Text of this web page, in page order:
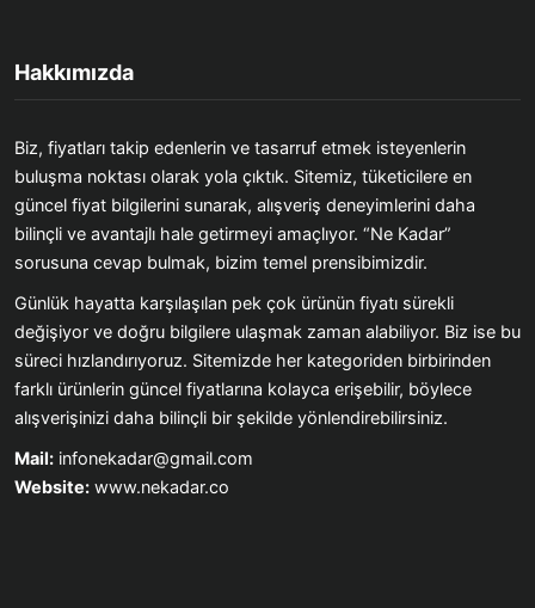
Hakkımızda
Biz, fiyatları takip edenlerin ve tasarruf etmek isteyenlerin
buluşma noktası olarak yola çıktık. Sitemiz, tüketicilere en
güncel fiyat bilgilerini sunarak, alışveriş deneyimlerini daha
bilinçli ve avantajlı hale getirmeyi amaçlıyor. “Ne Kadar”
sorusuna cevap bulmak, bizim temel prensibimizdir.
Günlük hayatta karşılaşılan pek çok ürünün fiyatı sürekli
değişiyor ve doğru bilgilere ulaşmak zaman alabiliyor. Biz ise bu
süreci hızlandırıyoruz. Sitemizde her kategoriden birbirinden
farklı ürünlerin güncel fiyatlarına kolayca erişebilir, böylece
alışverişinizi daha bilinçli bir şekilde yönlendirebilirsiniz.
Mail: infonekadar@gmail.com
Website: www.nekadar.co